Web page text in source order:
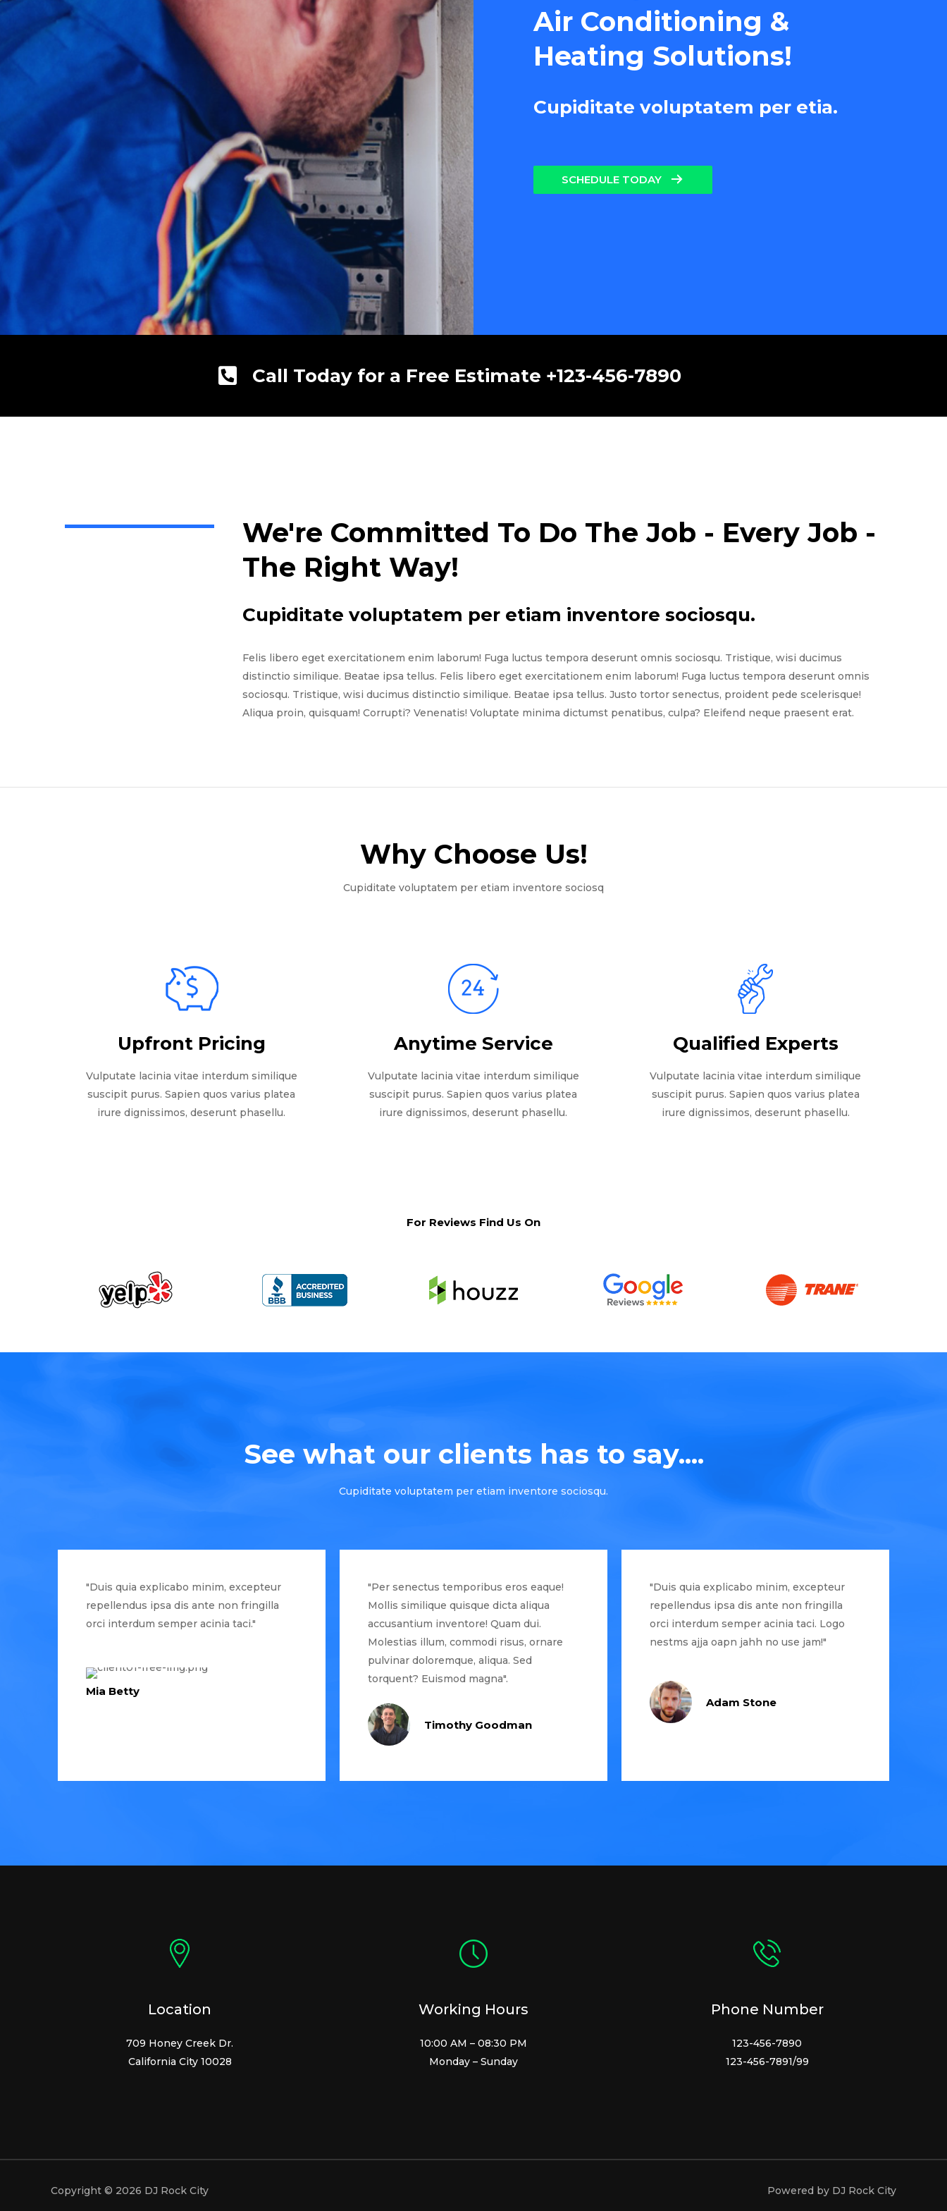
Air Conditioning &
Heating Solutions!
Cupiditate voluptatem per etia.
SCHEDULE TODAY
Call Today for a Free Estimate +123-456-7890
We're Committed To Do The Job - Every Job -
The Right Way!
Cupiditate voluptatem per etiam inventore sociosqu.
Felis libero eget exercitationem enim laborum! Fuga luctus tempora deserunt omnis sociosqu. Tristique, wisi ducimus
distinctio similique. Beatae ipsa tellus. Felis libero eget exercitationem enim laborum! Fuga luctus tempora deserunt omnis
sociosqu. Tristique, wisi ducimus distinctio similique. Beatae ipsa tellus. Justo tortor senectus, proident pede scelerisque!
Aliqua proin, quisquam! Corrupti? Venenatis! Voluptate minima dictumst penatibus, culpa? Eleifend neque praesent erat.
Why Choose Us!​
Cupiditate voluptatem per etiam inventore sociosq
Upfront Pricing
Vulputate lacinia vitae interdum similique
suscipit purus. Sapien quos varius platea
irure dignissimos, deserunt phasellu.
Anytime Service
Vulputate lacinia vitae interdum similique
suscipit purus. Sapien quos varius platea
irure dignissimos, deserunt phasellu.
Qualified Experts
Vulputate lacinia vitae interdum similique
suscipit purus. Sapien quos varius platea
irure dignissimos, deserunt phasellu.
For Reviews Find Us On
See what our clients has to say....
Cupiditate voluptatem per etiam inventore sociosqu.
"Duis quia explicabo minim, excepteur
repellendus ipsa dis ante non fringilla
orci interdum semper acinia taci."
Mia Betty
"Per senectus temporibus eros eaque!
Mollis similique quisque dicta aliqua
accusantium inventore! Quam dui.
Molestias illum, commodi risus, ornare
pulvinar doloremque, aliqua. Sed
torquent? Euismod magna".
Timothy Goodman
"Duis quia explicabo minim, excepteur
repellendus ipsa dis ante non fringilla
orci interdum semper acinia taci. Logo
nestms ajja oapn jahh no use jam!"
Adam Stone
Location
709 Honey Creek Dr.
California City 10028
Working Hours
10:00 AM – 08:30 PM
Monday – Sunday
Phone Number
123-456-7890
123-456-7891/99
Copyright © 2026 DJ Rock City Powered by DJ Rock City